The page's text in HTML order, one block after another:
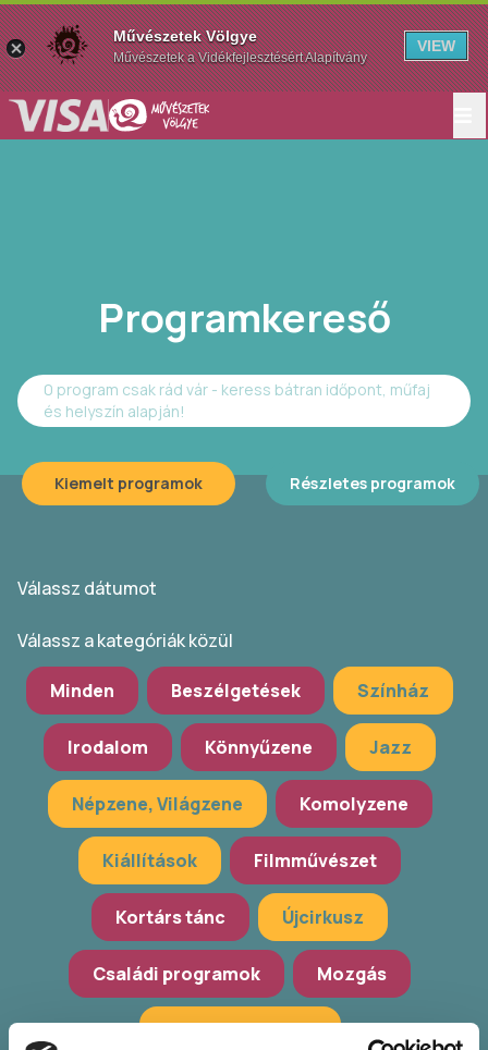
Programkereső
0 program csak rád vár - keress bátran időpont, műfaj
és helyszín alapján!
Kiemelt programok Részletes programok
Válassz dátumot
Válassz a kategóriák közül
Minden Beszélgetések Színház
Irodalom Könnyűzene Jazz
Népzene, Világzene Komolyzene
Kiállítások Filmművészet
Kortárs tánc Újcirkusz
Családi programok Mozgás
Hagyományőrzés
Művészetek Völgye
Művészetek a Vidékfejlesztésért Alapítvány
VIEW